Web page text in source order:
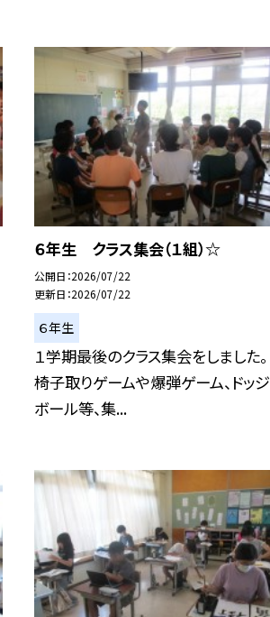
６年生 クラス集会（１組）☆
公開日 2026/07/22
更新日 2026/07/22
６年生
１学期最後のクラス集会をしました。
椅子取りゲームや爆弾ゲーム、ドッジ
ボール等、集...